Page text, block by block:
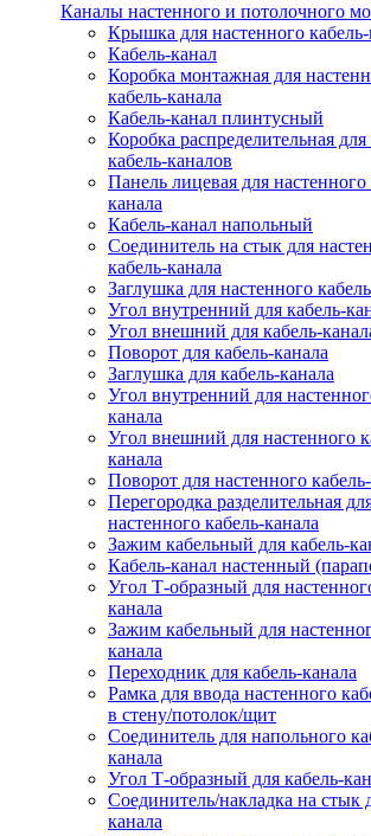
Каналы настенного и потолочного
Крышка для настенного кабель-
Кабель-канал
Коробка монтажная для
кабель-канала
Кабель-канал плинтусный
Коробка распределительная для
кабель-каналов
Панель лицевая для настенного
канала
Кабель-канал напольный
Соединитель на стык для
кабель-канала
Заглушка для настенного
Угол внутренний для кабель-
Угол внешний для кабель-
Поворот для кабель-канала
Заглушка для кабель-канала
Угол внутренний для
канала
Угол внешний для настенного
канала
Поворот для настенного
Перегородка разделительная
настенного кабель-канала
Зажим кабельный для кабель-
Кабель-канал настенный
Угол Т-образный для
канала
Зажим кабельный для
канала
Переходник для кабель-канала
Рамка для ввода настенного
в стену/потолок/щит
Соединитель для напольного
канала
Угол Т-образный для кабель-
Соединитель/накладка на стык
канала